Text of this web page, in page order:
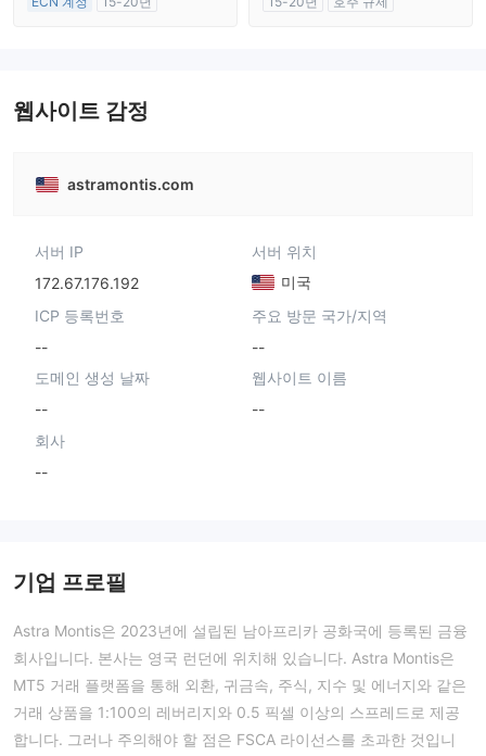
웹사이트 감정
astramontis.com
서버 IP
172.67.176.192
서버 위치
미국
ICP 등록번호
--
주요 방문 국가/지역
--
도메인 생성 날짜
--
웹사이트 이름
--
회사
--
기업 프로필
Astra Montis은 2023년에 설립된 남아프리카 공화국에 등록된 금융
회사입니다. 본사는 영국 런던에 위치해 있습니다. Astra Montis은
MT5 거래 플랫폼을 통해 외환, 귀금속, 주식, 지수 및 에너지와 같은
거래 상품을 1:100의 레버리지와 0.5 픽셀 이상의 스프레드로 제공
합니다. 그러나 주의해야 할 점은 FSCA 라이선스를 초과한 것입니